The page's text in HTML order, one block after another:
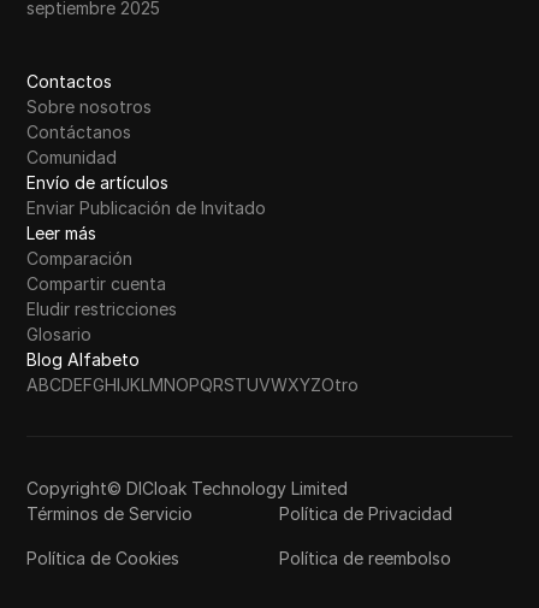
septiembre 2025
Contactos
Sobre nosotros
Contáctanos
Comunidad
Envío de artículos
Enviar Publicación de Invitado
Leer más
Comparación
Compartir cuenta
Eludir restricciones
Glosario
Blog Alfabeto
ABCDEFGHIJKLMNOPQRSTUVWXYZOtro
Copyright© DICloak Technology Limited
Términos de Servicio
Política de Privacidad
Política de Cookies Política de reembolso